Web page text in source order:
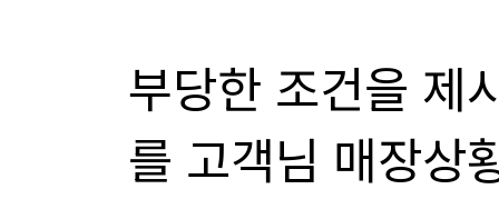
를 고객님 매장상